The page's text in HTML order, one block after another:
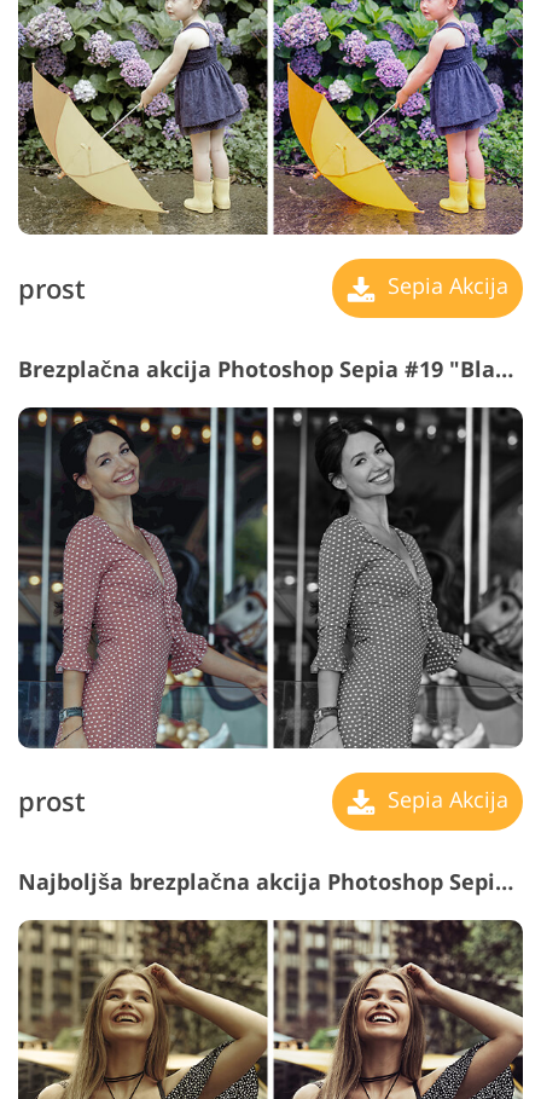
prost Sepia Akcija
Brezplačna akcija Photoshop Sepia #19 "Black and White"
prost Sepia Akcija
Najboljša brezplačna akcija Photoshop Sepia #20 "Soft"